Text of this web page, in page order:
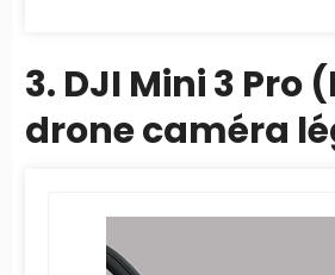
3. DJI Mini 3 Pro
drone caméra
4K/60fps,...